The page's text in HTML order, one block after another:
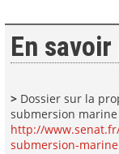
En
>Dossier sur la
submersion
http://
submersion-